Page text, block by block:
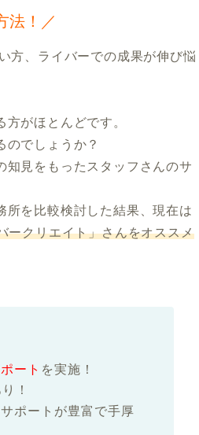
法！／
がほとんどです。
のでしょうか？
知見をもったスタッフさんのサ
所を比較検討した結果、現在は
ークリエイト」さんをオススメ
ート を実施！
！
ポートが豊富で手厚